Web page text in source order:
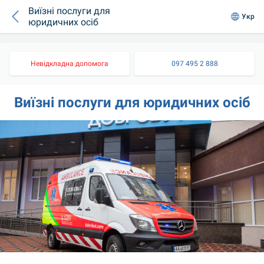
Виїзні послуги для
юридичних осіб
Укр
Невідкладна допомога 097 495 2 888
Виїзні послуги для юридичних осіб